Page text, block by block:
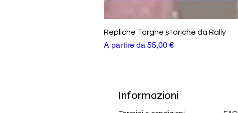
Repliche Targhe storiche da Rally
A partire da 55,00 €
Prezzo scontato
Informazioni